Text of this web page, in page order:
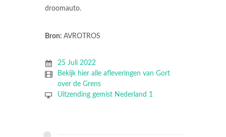
droomauto.
Bron: AVROTROS
25 Juli 2022
Bekijk hier alle afleveringen van Gort
over de Grens
Uitzending gemist Nederland 1